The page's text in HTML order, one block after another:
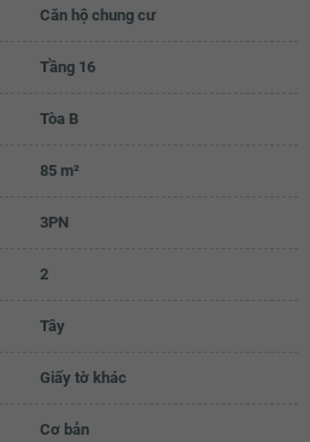
Căn hộ chung cư
Tầng 16
Tòa B
85 m²
3PN
2
Tây
Giấy tờ khác
Cơ bản